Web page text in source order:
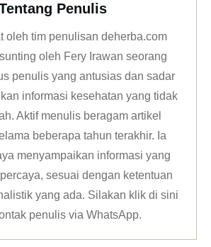
Penulis
oleh tim penulisan deherba.com
oleh Fery Irawan seorang
penulis yang antusias dan sadar
informasi kesehatan yang tidak
Aktif menulis beragam artikel
beberapa tahun terakhir. Ia
menyampaikan informasi yang
sesuai dengan ketentuan
yang ada. Silakan klikdi sini
penulis via WhatsApp.